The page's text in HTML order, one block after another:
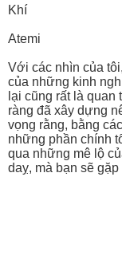
Khí
Atemi
Với các nhìn của
của những kinh
lại cũng rất là quan
ràng đã xây dựng
vọng rằng, bằng
những phần chính
qua những mê lộ
daỵ, mà bạn sẽ